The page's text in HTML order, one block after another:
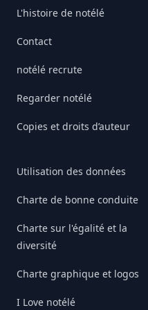
L'histoire de notélé
Contact
notélé recrute
Regarder notélé
Copies et droits d’auteur
Utilisation des données
Charte de bonne conduite
Charte sur l'égalité et la
diversité
Charte graphique et logos
I Love notélé